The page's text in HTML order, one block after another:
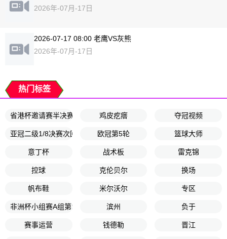
2026年-07月-17日
2026-07-17 08:00 老鹰VS灰熊
2026年-07月-17日
热门标签
省港杯邀请赛半决赛 鸡皮疙瘩 夺冠视频
亚冠二级1/8决赛次回合 欧冠第5轮 篮球大师
意丁杯 战术板 雷克锦
控球 克伦贝尔 换场
帆布鞋 米尔沃尔 专区
非洲杯小组赛A组第1轮 滨州 负于
赛事运营 钱德勒 晋江